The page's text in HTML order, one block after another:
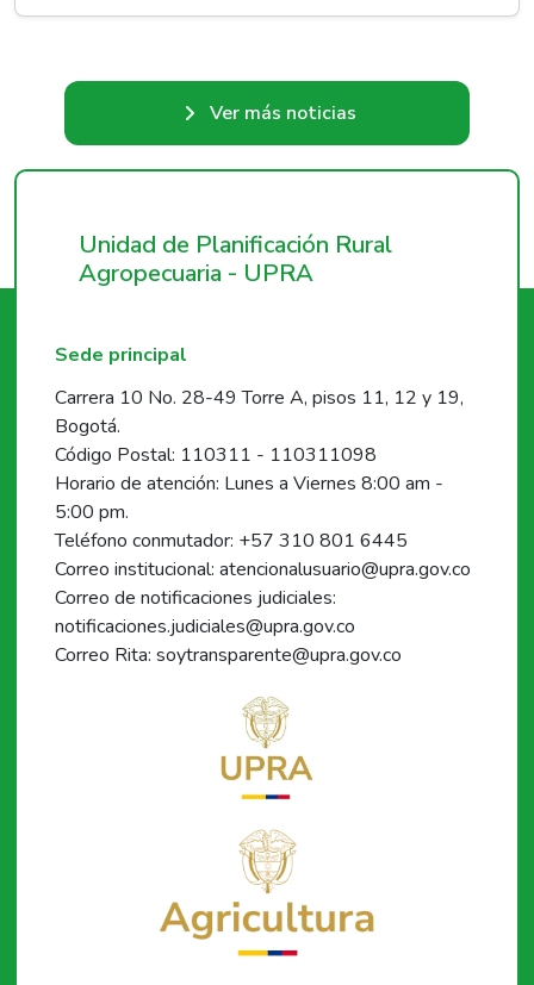
Ver más noticias
Unidad de Planificación Rural
Agropecuaria - UPRA
Sede principal
Carrera 10 No. 28-49 Torre A, pisos 11, 12 y 19,
Bogotá.
Código Postal: 110311 - 110311098
Horario de atención: Lunes a Viernes 8:00 am -
5:00 pm.
Teléfono conmutador: +57 310 801 6445
Correo institucional: atencionalusuario@upra.gov.co
Correo de notificaciones judiciales:
notificaciones.judiciales@upra.gov.co
Correo Rita: soytransparente@upra.gov.co